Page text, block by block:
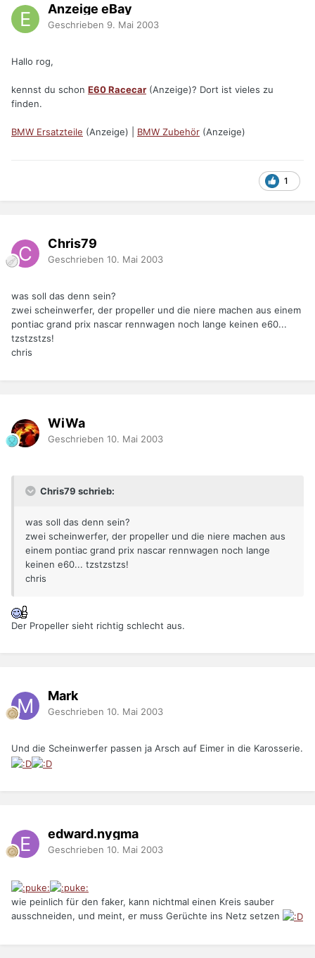
Anzeige eBay
Geschrieben 9. Mai 2003
Hallo rog,
kennst du schon E60 Racecar (Anzeige)? Dort ist vieles zu
finden.
BMW Ersatzteile (Anzeige) | BMW Zubehör (Anzeige)
1
Chris79
Geschrieben 10. Mai 2003
was soll das denn sein?
zwei scheinwerfer, der propeller und die niere machen aus einem
pontiac grand prix nascar rennwagen noch lange keinen e60...
tzstzstzs!
chris
WiWa
Geschrieben 10. Mai 2003
Chris79 schrieb:
was soll das denn sein?
zwei scheinwerfer, der propeller und die niere machen aus
einem pontiac grand prix nascar rennwagen noch lange
keinen e60... tzstzstzs!
chris
Der Propeller sieht richtig schlecht aus.
Mark
Geschrieben 10. Mai 2003
Und die Scheinwerfer passen ja Arsch auf Eimer in die Karosserie.
edward.nygma
Geschrieben 10. Mai 2003
wie peinlich für den faker, kann nichtmal einen Kreis sauber
ausschneiden, und meint, er muss Gerüchte ins Netz setzen